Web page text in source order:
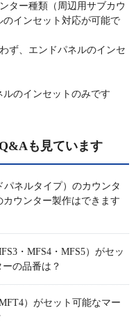
ター種類（周辺用サブカウ
インセット対応が可能で
ず、エンドパネルのインセ
のインセットのみです
も見ています
ネルタイプ）のカウンタ
ウンター製作はできます
・MFS4・MFS5）がセッ
の品番は？
）がセット可能なマー